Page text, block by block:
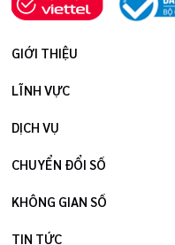
GIỚI THIỆU
LĨNH VỰC
DỊCH VỤ
CHUYỂN ĐỔI SỐ
KHÔNG GIAN SỐ
TIN TỨC